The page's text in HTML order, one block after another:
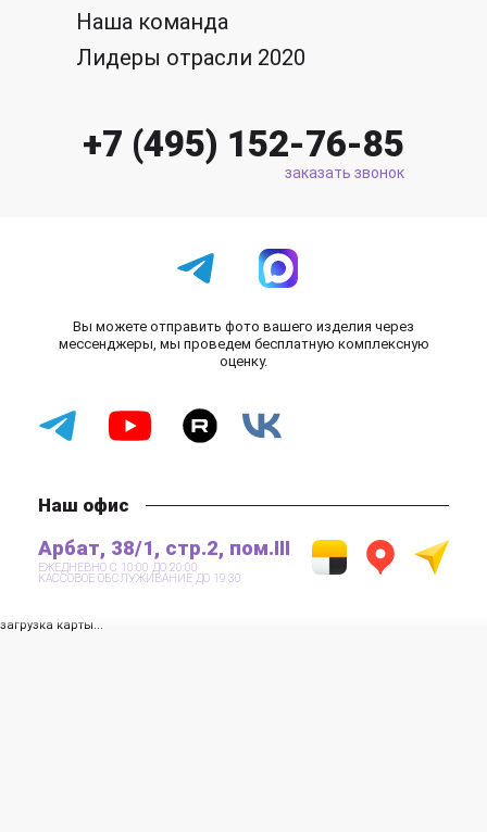
Наша команда
Лидеры отрасли 2020
+7 (495) 152-76-85
заказать звонок
Вы можете отправить фото вашего изделия через
мессенджеры, мы проведем бесплатную комплексную
оценку.
Наш офис
Арбат, 38/1, стр.2, пом.III
ЕЖЕДНЕВНО С 10:00 ДО 20:00
КАССОВОЕ ОБСЛУЖИВАНИЕ ДО 19:30
загрузка карты...